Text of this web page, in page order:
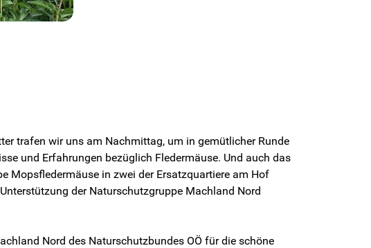
trafen wir uns am Nachmittag, um in gemütlicher Runde
und Erfahrungen bezüglich Fledermäuse. Und auch das
Mopsfledermäuse in zwei der Ersatzquartiere am Hof
der Naturschutzgruppe Machland Nord
Nord des Naturschutzbundes OÖ für die schöne